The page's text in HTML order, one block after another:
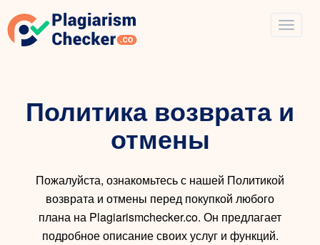
Политика возврата и
отмены
Пожалуйста, ознакомьтесь с нашей Политикой
возврата и отмены перед покупкой любого
плана на Plagiarismchecker.co. Он предлагает
подробное описание своих услуг и функций.